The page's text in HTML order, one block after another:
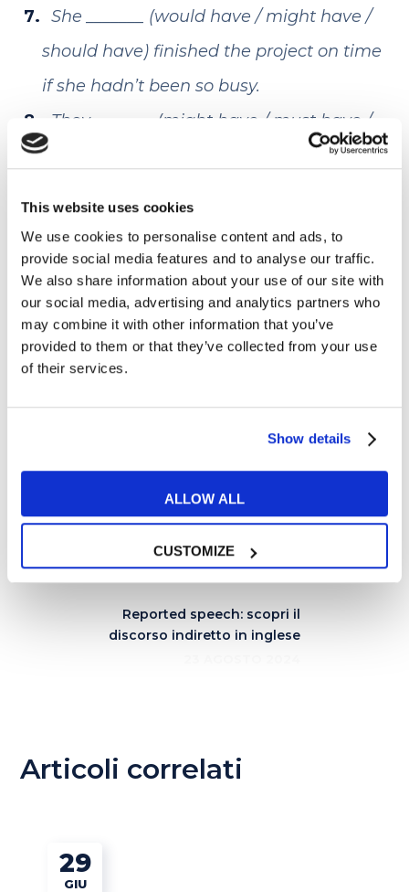
This website uses cookies
We use cookies to personalise content and ads, to
provide social media features and to analyse our traffic.
We also share information about your use of our site with
our social media, advertising and analytics partners who
may combine it with other information that you’ve
provided to them or that they’ve collected from your use
of their services.
Show details
ALLOW ALL
CUSTOMIZE
She _______ (would have / might have /
should have) finished the project on time
if she hadn’t been so busy.
They _______ (might have / must have /
would have) known each other in school,
Alexandra P. – Teacher
5 film irlandesi da vedere in
lingua originale
13 AGOSTO 2024
Reported speech: scopri il
discorso indiretto in inglese
Articoli correlati
29
GIU